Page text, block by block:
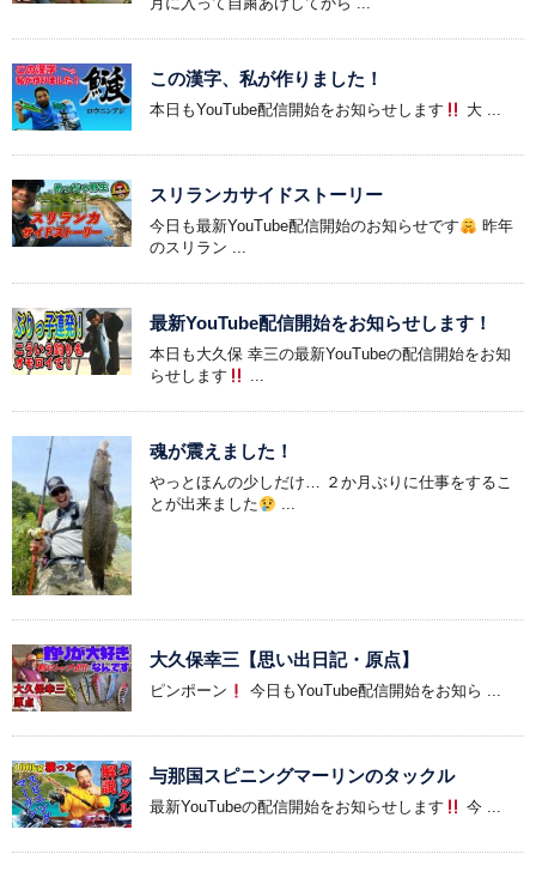
この漢字、私が作りました！
本日もYouTube配信開始をお知らせします 大 ...
スリランカサイドストーリー
今日も最新YouTube配信開始のお知らせです
昨年
のスリラン ...
最新YouTube配信開始をお知らせします！
本日も大久保 幸三の最新YouTubeの配信開始をお知
らせします
...
魂が震えました！
やっとほんの少しだけ… ２か月ぶりに仕事をするこ
とが出来ました
...
大久保幸三【思い出日記・原点】
ピンポーン 今日もYouTube配信開始をお知ら ...
与那国スピニングマーリンのタックル
最新YouTubeの配信開始をお知らせします 今 ...